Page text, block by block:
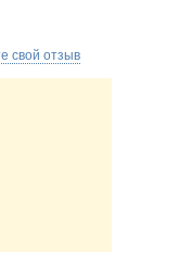
свой отзыв